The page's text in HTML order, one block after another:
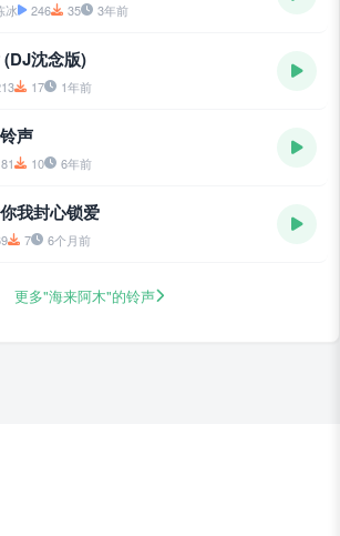
冰 246 35 3年前
沈念版)
17 1年前
声
10 6年前
我封心锁爱
7 6个月前
更多"海来阿木"的铃声